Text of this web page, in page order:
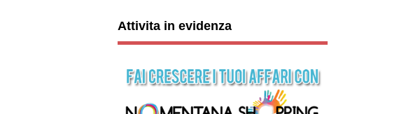
Attivita in evidenza